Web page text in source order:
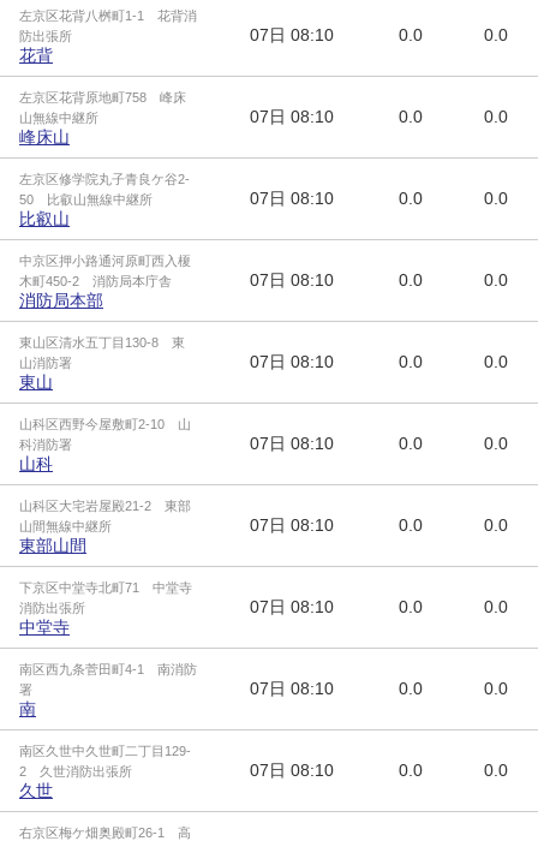
左京区花背八桝町1-1 花背消
防出張所
花背
07日 08:10 0.0 0.0
左京区花背原地町758 峰床
山無線中継所
峰床山
07日 08:10 0.0 0.0
左京区修学院丸子青良ケ谷2-
50 比叡山無線中継所
比叡山
07日 08:10 0.0 0.0
中京区押小路通河原町西入榎
木町450-2 消防局本庁舎
消防局本部
07日 08:10 0.0 0.0
東山区清水五丁目130-8 東
山消防署
東山
07日 08:10 0.0 0.0
山科区西野今屋敷町2-10 山
科消防署
山科
07日 08:10 0.0 0.0
山科区大宅岩屋殿21-2 東部
山間無線中継所
東部山間
07日 08:10 0.0 0.0
下京区中堂寺北町71 中堂寺
消防出張所
中堂寺
07日 08:10 0.0 0.0
南区西九条菅田町4-1 南消防
署
南
07日 08:10 0.0 0.0
南区久世中久世町二丁目129-
2 久世消防出張所
久世
07日 08:10 0.0 0.0
右京区梅ケ畑奥殿町26-1 高